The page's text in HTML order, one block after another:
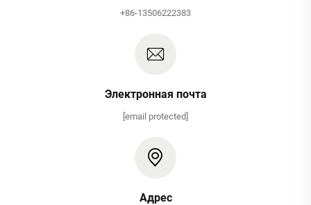
+86-13506222383
Электронная почта
[email protected]
Адрес